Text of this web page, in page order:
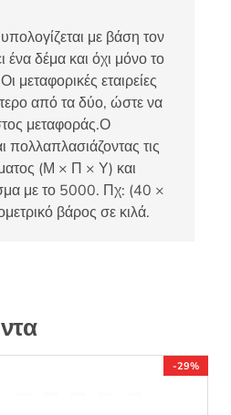
με βάση τον
δέμα και όχι μόνο το
μεταφορικές εταιρείες
από τα δύο, ώστε να
μεταφοράς.Ο
πολλαπλασιάζοντας τις
(Μ × Π × Υ) και
με το 5000. Πχ: (40 ×
βάρος σε κιλά.
-29%